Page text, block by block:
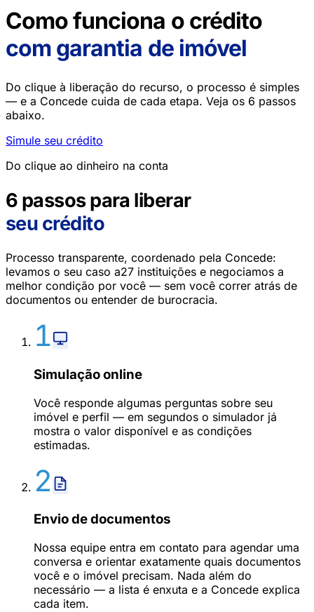
Como funciona o crédito
com garantia de imóvel
Do clique à liberação do recurso, o processo é simples
— e a Concede cuida de cada etapa. Veja os 6 passos
abaixo.
Simule seu crédito
Do clique ao dinheiro na conta
6 passos para liberar
seu crédito
Processo transparente, coordenado pela Concede:
levamos o seu caso a27 instituições e negociamos a
melhor condição por você — sem você correr atrás de
documentos ou entender de burocracia.
1
Simulação online
Você responde algumas perguntas sobre seu
imóvel e perfil — em segundos o simulador já
mostra o valor disponível e as condições
estimadas.
2
Envio de documentos
Nossa equipe entra em contato para agendar uma
conversa e orientar exatamente quais documentos
você e o imóvel precisam. Nada além do
necessário — a lista é enxuta e a Concede explica
cada item.